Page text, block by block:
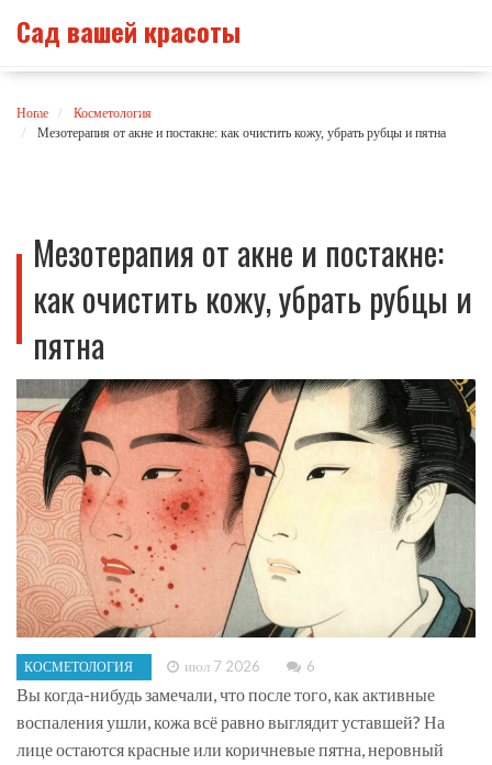
Сад вашей красоты
Home
Косметология
Мезотерапия от акне и постакне: как очистить кожу, убрать рубцы и пятна
Мезотерапия от акне и постакне:
как очистить кожу, убрать рубцы и
пятна
КОСМЕТОЛОГИЯ июл 7 2026 6
Вы когда-нибудь замечали, что после того, как активные
воспаления ушли, кожа всё равно выглядит уставшей? На
лице остаются красные или коричневые пятна, неровный